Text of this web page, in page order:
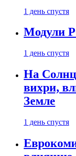
1 день спустя
Модули
1 день спустя
На
вихри,
Земле
1 день спустя